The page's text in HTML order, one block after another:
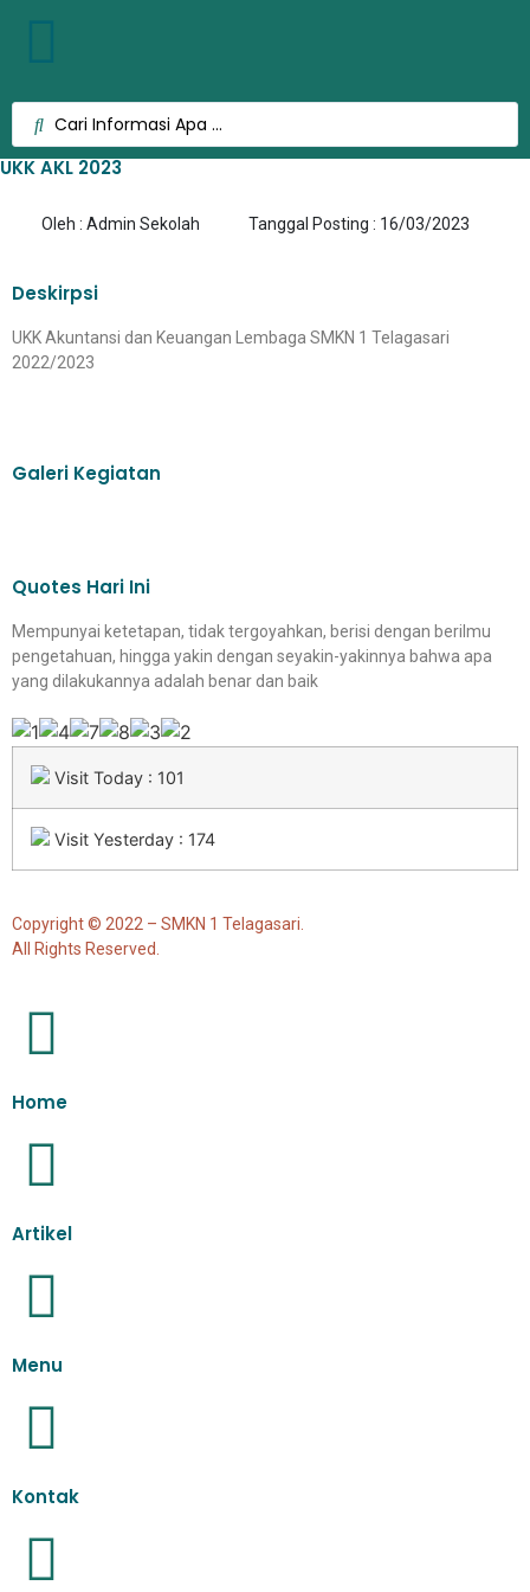
UKK AKL 2023
Oleh : Admin Sekolah Tanggal Posting : 16/03/2023
Deskirpsi
UKK Akuntansi dan Keuangan Lembaga SMKN 1 Telagasari
2022/2023
Galeri Kegiatan
Quotes Hari Ini
Mempunyai ketetapan, tidak tergoyahkan, berisi dengan berilmu
pengetahuan, hingga yakin dengan seyakin-yakinnya bahwa apa
yang dilakukannya adalah benar dan baik
Visit Today : 101
Visit Yesterday : 174
Copyright © 2022 – SMKN 1 Telagasari.
All Rights Reserved.
Home
Artikel
Menu
Kontak